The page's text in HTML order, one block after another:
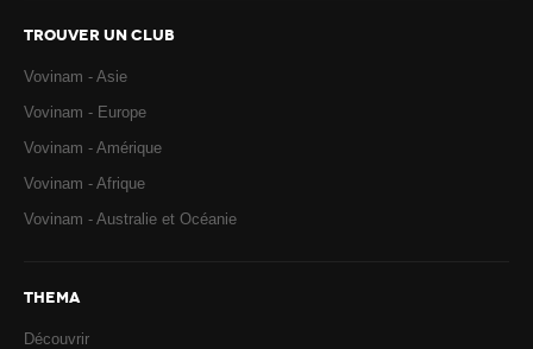
TROUVER UN CLUB
Vovinam - Asie
Vovinam - Europe
Vovinam - Amérique
Vovinam - Afrique
Vovinam - Australie et Océanie
THEMA
Découvrir